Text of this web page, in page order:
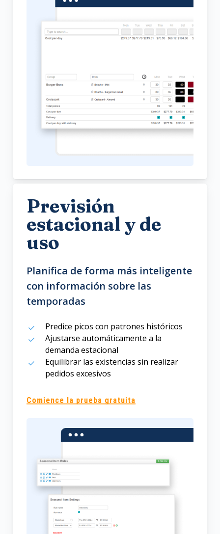
Previsión
estacional y de
uso
Planifica de forma más inteligente
con información sobre las
temporadas
Predice picos con patrones históricos
Ajustarse automáticamente a la
demanda estacional
Equilibrar las existencias sin realizar
pedidos excesivos
Comience la prueba gratuita